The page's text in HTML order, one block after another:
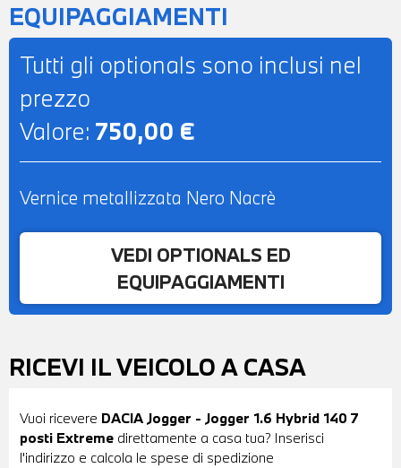
EQUIPAGGIAMENTI
Tutti gli optionals sono inclusi nel
prezzo
Valore: 750,00 €
Vernice metallizzata Nero Nacrè
VEDI OPTIONALS ED
EQUIPAGGIAMENTI
RICEVI IL VEICOLO A CASA
Vuoi ricevere DACIA Jogger - Jogger 1.6 Hybrid 140 7
posti Extreme direttamente a casa tua? Inserisci
l'indirizzo e calcola le spese di spedizione